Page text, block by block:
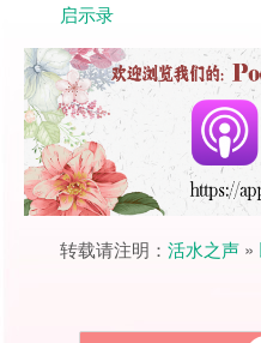
启示录
转载请注明： 活水之声 »